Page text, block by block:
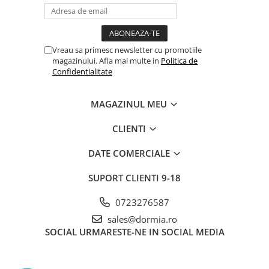
Vreau sa primesc newsletter cu promotiile
magazinului. Afla mai multe in Politica de
Confidentialitate
MAGAZINUL MEU
CLIENTI
DATE COMERCIALE
SUPORT CLIENTI 9-18
0723276587
sales@dormia.ro
SOCIAL URMARESTE-NE IN SOCIAL MEDIA